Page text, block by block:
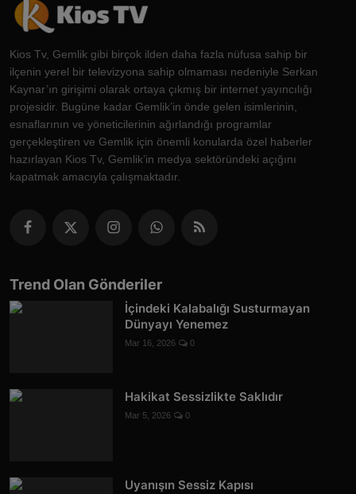
Kios Tv, Gemlik gibi birçok ilden daha fazla nüfusa sahip bir
ilçenin yerel bir televizyona sahip olmaması nedeniyle Serkan
Kaynar’ın girişimi olarak ortaya çıkmış bir internet yayıncılığı
projesidir. Bugüne kadar Gemlik’in önde gelen isimlerinin,
esnaflarının ve yöneticilerinin ağırlandığı programlar
gerçekleştiren ve Gemlik için önemli konularda özel haberler
hazırlayan Kios Tv, Gemlik’in medya sektöründeki açığını
kapatmak amacıyla çalışmaktadır.
Trend Olan Gönderiler
İçindeki Kalabalığı Susturmayan
Dünyayı Yenemez
Mar 16, 2026 0
Hakikat Sessizlikte Saklıdır
Mar 5, 2026 0
Uyanışın Sessiz Kapısı